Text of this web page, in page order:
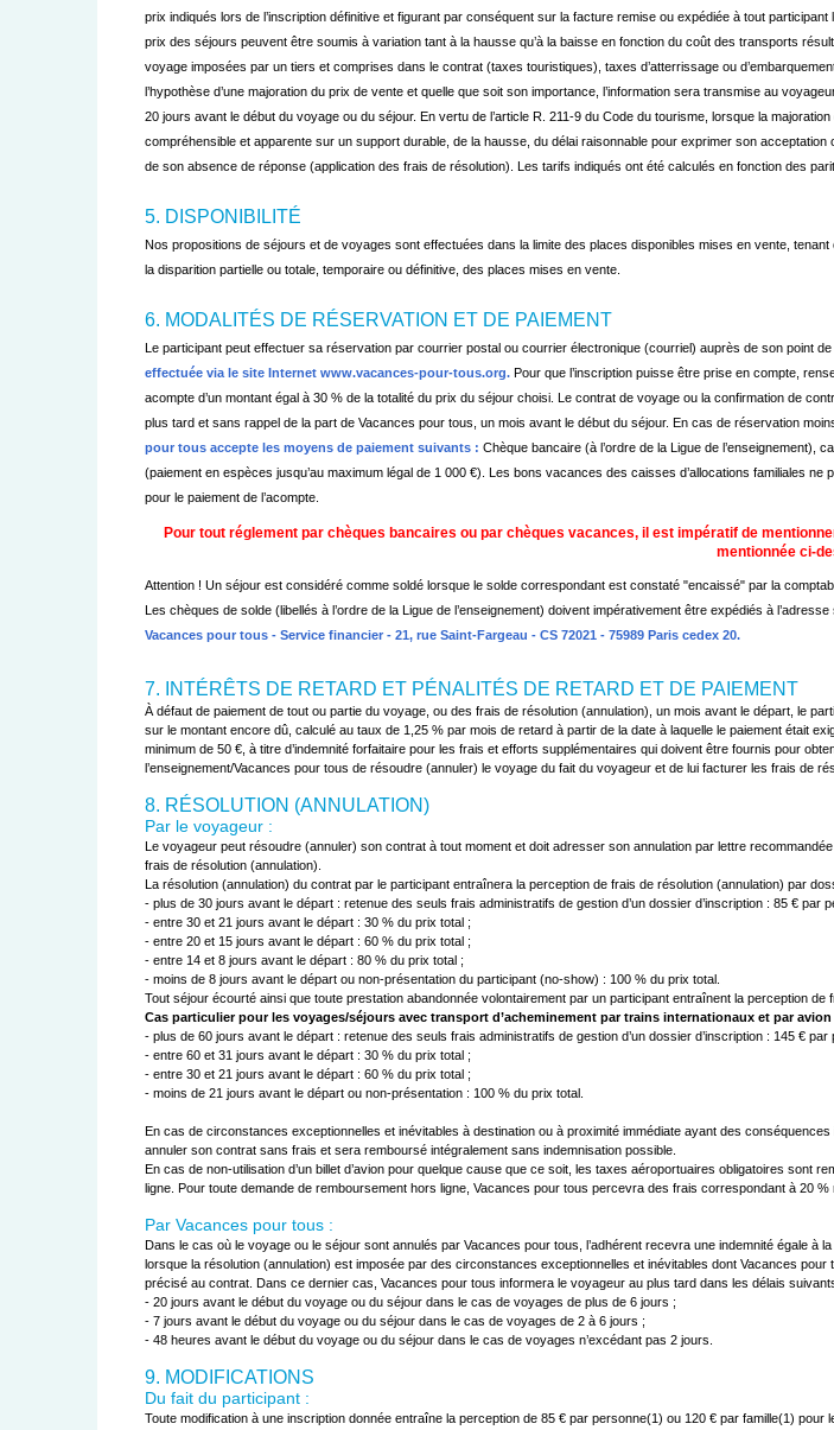
prix indiqués lors de l’inscription définitive et figurant par conséquent sur la facture remise ou expédiée à tout
prix des séjours peuvent être soumis à variation tant à la hausse qu’à la baisse en fonction du coût des transports
voyage imposées par un tiers et comprises dans le contrat (taxes touristiques), taxes d’atterrissage ou
l’hypothèse d’une majoration du prix de vente et quelle que soit son importance, l’information sera transmise au
20 jours avant le début du voyage ou du séjour. En vertu de l’article R. 211-9 du Code du tourisme, lorsque la
compréhensible et apparente sur un support durable, de la hausse, du délai raisonnable pour exprimer son
de son absence de réponse (application des frais de résolution). Les tarifs indiqués ont été calculés en fonction des
5. DISPONIBILITÉ
Nos propositions de séjours et de voyages sont effectuées dans la limite des places disponibles mises en vente,
la disparition partielle ou totale, temporaire ou définitive, des places mises en vente.
6. MODALITÉS DE RÉSERVATION ET DE PAIEMENT
Le participant peut effectuer sa réservation par courrier postal ou courrier électronique (courriel) auprès de son point de
effectuée via le site Internet www.vacances-pour-tous.org. Pour que l’inscription puisse être prise en compte,
acompte d’un montant égal à 30 % de la totalité du prix du séjour choisi. Le contrat de voyage ou la confirmation de
plus tard et sans rappel de la part de Vacances pour tous, un mois avant le début du séjour. En cas de réservation
pour tous accepte les moyens de paiement suivants : Chèque bancaire (à l’ordre de la Ligue de l’enseignement),
(paiement en espèces jusqu’au maximum légal de 1 000 €). Les bons vacances des caisses d’allocations familiales
pour le paiement de l’acompte.
Pour tout réglement par chèques bancaires ou par chèques vacances, il est impératif de
mentionnée ci-
Attention ! Un séjour est considéré comme soldé lorsque le solde correspondant est constaté "encaissé" par la
Les chèques de solde (libellés à l’ordre de la Ligue de l’enseignement) doivent impérativement être expédiés à l’adresse
Vacances pour tous - Service financier - 21, rue Saint-Fargeau - CS 72021 - 75989 Paris cedex 20.
7. INTÉRÊTS DE RETARD ET PÉNALITÉS DE RETARD ET DE PAIEMENT
À défaut de paiement de tout ou partie du voyage, ou des frais de résolution (annulation), un mois avant le départ, le
sur le montant encore dû, calculé au taux de 1,25 % par mois de retard à partir de la date à laquelle le paiement était
minimum de 50 €, à titre d’indemnité forfaitaire pour les frais et efforts supplémentaires qui doivent être fournis pour
l’enseignement/Vacances pour tous de résoudre (annuler) le voyage du fait du voyageur et de lui facturer les frais de
8. RÉSOLUTION (ANNULATION)
Par le voyageur :
Le voyageur peut résoudre (annuler) son contrat à tout moment et doit adresser son annulation par lettre
frais de résolution (annulation).
La résolution (annulation) du contrat par le participant entraînera la perception de frais de résolution (annulation) par
- plus de 30 jours avant le départ : retenue des seuls frais administratifs de gestion d’un dossier d’inscription : 85 € par
- entre 30 et 21 jours avant le départ : 30 % du prix total ;
- entre 20 et 15 jours avant le départ : 60 % du prix total ;
- entre 14 et 8 jours avant le départ : 80 % du prix total ;
- moins de 8 jours avant le départ ou non-présentation du participant (no-show) : 100 % du prix total.
Cas particulier pour les voyages/séjours avec transport d’acheminement par trains internationaux et par
- plus de 60 jours avant le départ : retenue des seuls frais administratifs de gestion d’un dossier d’inscription : 145 € par
- entre 60 et 31 jours avant le départ : 30 % du prix total ;
- entre 30 et 21 jours avant le départ : 60 % du prix total ;
- moins de 21 jours avant le départ ou non-présentation : 100 % du prix total.
En cas de circonstances exceptionnelles et inévitables à destination ou à proximité immédiate ayant des
annuler son contrat sans frais et sera remboursé intégralement sans indemnisation possible.
En cas de non-utilisation d’un billet d’avion pour quelque cause que ce soit, les taxes aéroportuaires obligatoires
ligne. Pour toute demande de remboursement hors ligne, Vacances pour tous percevra des frais correspondant à 20 %
Par Vacances pour tous :
Dans le cas où le voyage ou le séjour sont annulés par Vacances pour tous, l’adhérent recevra une indemnité égale à
lorsque la résolution (annulation) est imposée par des circonstances exceptionnelles et inévitables dont Vacances
précisé au contrat. Dans ce dernier cas, Vacances pour tous informera le voyageur au plus tard dans les délais
- 20 jours avant le début du voyage ou du séjour dans le cas de voyages de plus de 6 jours ;
- 7 jours avant le début du voyage ou du séjour dans le cas de voyages de 2 à 6 jours ;
- 48 heures avant le début du voyage ou du séjour dans le cas de voyages n’excédant pas 2 jours.
9. MODIFICATIONS
Du fait du participant :
Toute modification à une inscription donnée entraîne la perception de 85 € par personne(1) ou 120 € par famille(1)